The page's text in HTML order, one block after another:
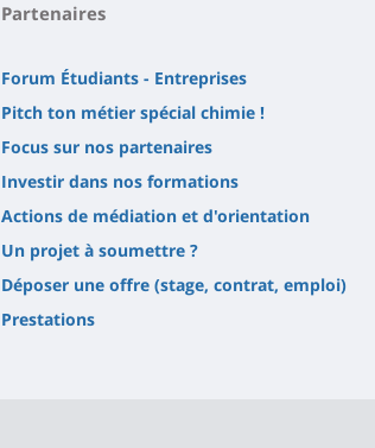
Partenaires
Forum Étudiants - Entreprises
Pitch ton métier spécial chimie !
Focus sur nos partenaires
Investir dans nos formations
Actions de médiation et d'orientation
Un projet à soumettre ?
Déposer une offre (stage, contrat, emploi)
Prestations